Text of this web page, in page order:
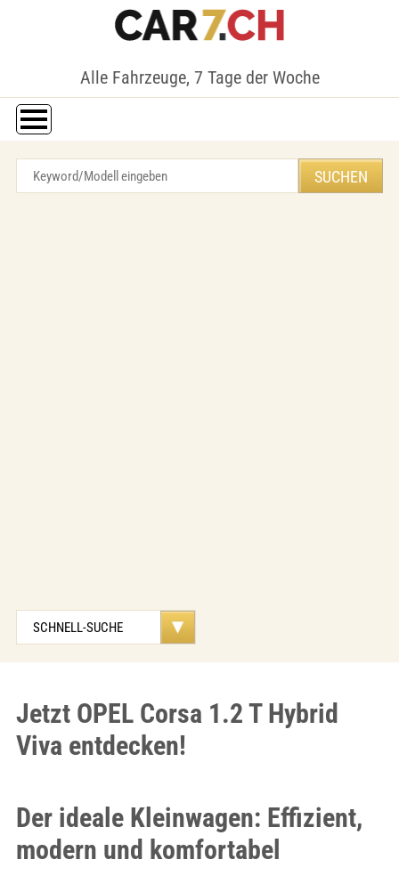
Alle Fahrzeuge, 7 Tage der Woche
Jetzt OPEL Corsa 1.2 T Hybrid
Viva entdecken!
Der ideale Kleinwagen: Effizient,
modern und komfortabel